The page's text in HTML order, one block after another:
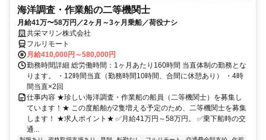
海洋調査・作業船の二等機関士
月給41万〜58万円／2ヶ月～3ヶ月乗船／荷役ナシ
共栄マリン株式会社
フルリモート
月給410,000円～580,000円
勤務時間詳細 総労働時間：1ヶ月あたり160時間 当直体制の勤務とな
ります。 ・12時間当直（勤務時間10時間、合間に休憩あり） ・4時
間当直×2回
仕事内容 ★珍しい海洋調査・作業船の船員（二等機関士）を募集し
ています！★ この度船舶が2隻増える予定のため、二等機関士を募集
します！ ★求人ポイント★ ✅月給41万円～58万円。 ✅乗下船時の交
通...